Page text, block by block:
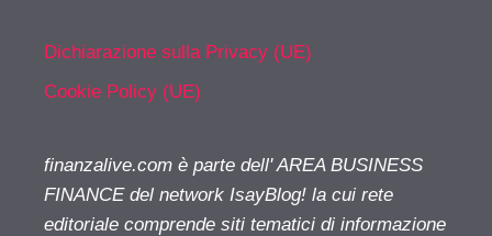
Dichiarazione sulla Privacy (UE)
Cookie Policy (UE)
finanzalive.com è parte dell' AREA BUSINESS
FINANCE del network IsayBlog! la cui rete
editoriale comprende siti tematici di informazione